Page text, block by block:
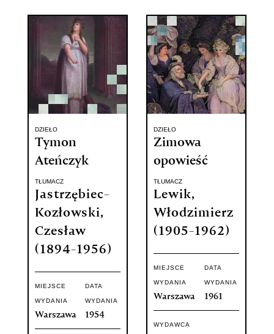
DZIEŁO
Tymon
Ateńczyk
TŁUMACZ
Jastrzębiec-
Kozłowski,
Czesław
(1894-1956)
MIEJSCE
WYDANIA
Warszawa
DATA
WYDANIA
1954
DZIEŁO
Zimowa
opowieść
TŁUMACZ
Lewik,
Włodzimierz
(1905-1962)
MIEJSCE
WYDANIA
Warszawa
DATA
WYDANIA
1961
WYDAWCA